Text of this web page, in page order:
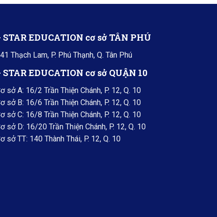
STAR EDUCATION cơ sở TÂN PHÚ
Thạch Lam, P. Phú Thạnh, Q. Tân Phú
STAR EDUCATION cơ sở QUẬN 10
sở A: 16/2 Trần Thiện Chánh, P. 12, Q. 10
sở B: 16/6 Trần Thiện Chánh, P. 12, Q. 10
sở C: 16/8 Trần Thiện Chánh, P. 12, Q. 10
sở D: 16/20 Trần Thiện Chánh, P. 12, Q. 10
sở TT: 140 Thành Thái, P. 12, Q. 10